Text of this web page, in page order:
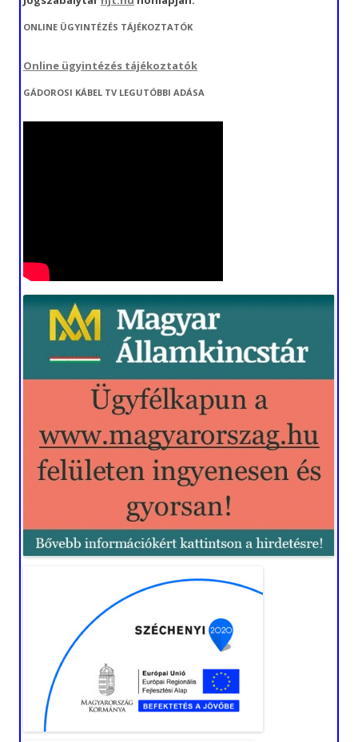
ONLINE ÜGYINTÉZÉS TÁJÉKOZTATÓK
Online ügyintézés tájékoztatók
GÁDOROSI KÁBEL TV LEGUTÓBBI ADÁSA